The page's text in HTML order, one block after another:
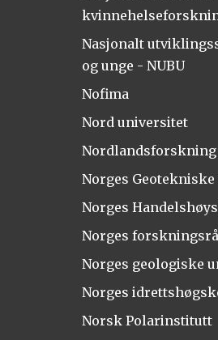
Nasjonalt
og unge - NUBU
Nofima
Nord universitet
Nordlandsforskning
Norges
Norges
Norges
Norges geologiske
Norges
Norsk Polarinstitutt